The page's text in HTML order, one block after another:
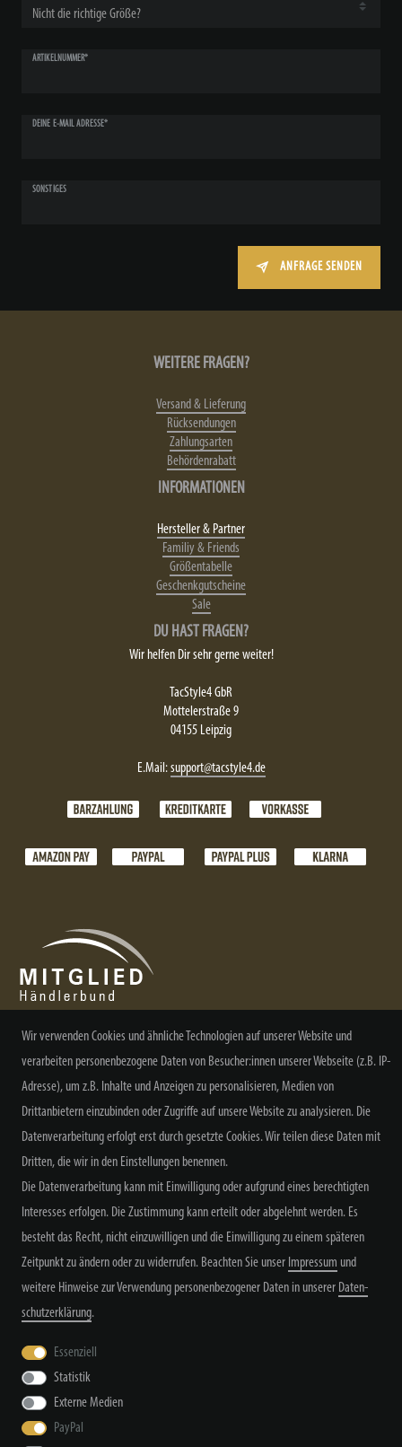
ARTIKELNUMMER*
DEINE E-MAIL ADRESSE*
SONSTIGES
ANFRAGE SENDEN
WEITERE FRAGEN?
Versand & Lieferung
Rücksendungen
Zahlungsarten
Behördenrabatt
INFORMATIONEN
Hersteller & Partner
Familiy & Friends
Größentabelle
Geschenkgutscheine
Sale
DU HAST FRAGEN?
Wir helfen Dir sehr gerne weiter!
TacStyle4 GbR
Mottelerstraße 9
04155 Leipzig
E.Mail:support@tacstyle4.de
NEWSLETTER ABONNIEREN
Widerrufs­recht
Wir verwenden Cookies und ähnliche Technologien auf unserer Website und
verarbeiten personenbezogene Daten von Besucher:innen unserer Webseite (z.B. IP-
Adresse), um z.B. Inhalte und Anzeigen zu personalisieren, Medien von
Drittanbietern einzubinden oder Zugriffe auf unsere Website zu analysieren. Die
Datenverarbeitung erfolgt erst durch gesetzte Cookies. Wir teilen diese Daten mit
Dritten, die wir in den Einstellungen benennen.
Die Datenverarbeitung kann mit Einwilligung oder aufgrund eines berechtigten
Interesses erfolgen. Die Zustimmung kann erteilt oder abgelehnt werden. Es
besteht das Recht, nicht einzuwilligen und die Einwilligung zu einem späteren
Zeitpunkt zu ändern oder zu widerrufen. Beachten Sie unser Impressum und
weitere Hinweise zur Verwendung personenbezogener Daten in unserer Daten­
schutz­erklärung.
Essenziell
Statistik
Externe Medien
PayPal